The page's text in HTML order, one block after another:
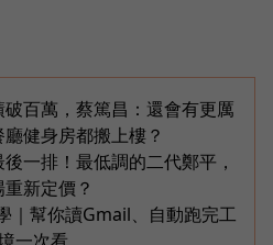
百萬，蔡篤昌：還會有更厲
健身房都搬上樓？
一排！最低調的二代鄭平，
新定價？
｜幫你讀Gmail、自動跑完工